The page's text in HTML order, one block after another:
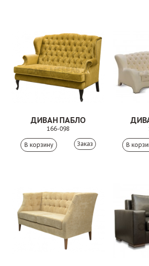
ДИВАН ПАБЛО
166-098
Заказ